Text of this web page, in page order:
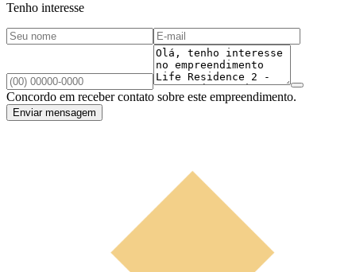
Tenho interesse
Concordo em receber contato sobre este empreendimento.
Enviar mensagem